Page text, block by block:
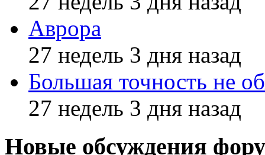
Аврора
27 недель 3 дня назад
Большая точность не
27 недель 3 дня назад
Новые обсуждения